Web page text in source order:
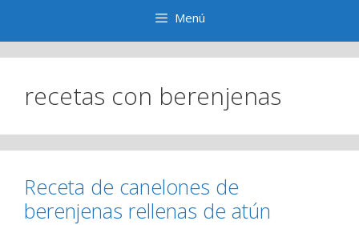
Menú
recetas con berenjenas
Receta de canelones de
berenjenas rellenas de atún